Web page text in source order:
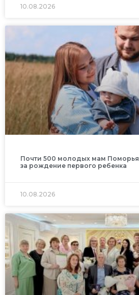
10.08.2026
Почти 500 молодых мам
за рождение первого ребенка
10.08.2026